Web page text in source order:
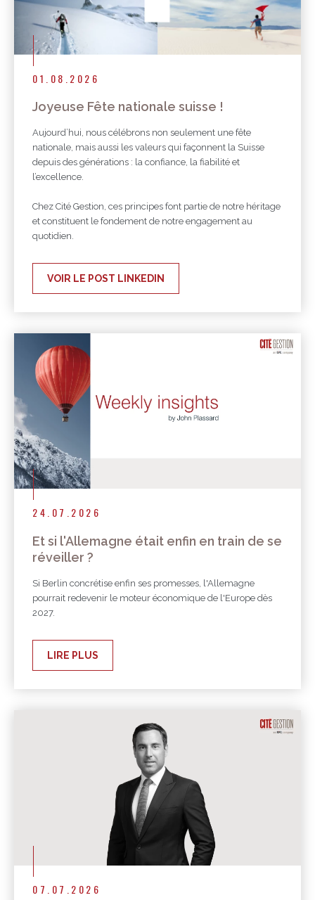
01.08.2026
Joyeuse Fête nationale suisse !
Aujourd’hui, nous célébrons non seulement une fête
nationale, mais aussi les valeurs qui façonnent la Suisse
depuis des générations : la confiance, la fiabilité et
l’excellence.
Chez Cité Gestion, ces principes font partie de notre héritage
et constituent le fondement de notre engagement au
quotidien.
VOIR LE POST LINKEDIN
24.07.2026
Et si l'Allemagne était enfin en train de se
réveiller ?
Si Berlin concrétise enfin ses promesses, l'Allemagne
pourrait redevenir le moteur économique de l'Europe dès
2027.
LIRE PLUS
07.07.2026